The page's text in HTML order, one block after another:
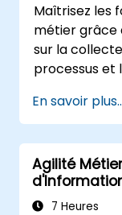
Analyser
utilisant
l'industrie
Gérer
solutions
Maîtrisez les
métier grâce
sur la
processus et
herbe et
les cadres
que des
réussite des
métier
En savoir
Agilité
7 Heures